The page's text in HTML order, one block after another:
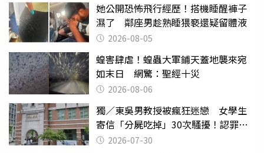
她公開恐怖飛行經歷！搭機睡醒褲子
濕了 鄰座男趁熟睡猥褻還疑留體液
2026-08-05
蝗害肆虐！蝗蟲大軍鋪天蓋地襲來宛
如末日 網驚：聖經十災
2026-08-06
獨／東吳男教授被瘋狂迷戀 女學生
寄信「分屍吃掉」30次騷擾！認罪免
關 2026-07-30